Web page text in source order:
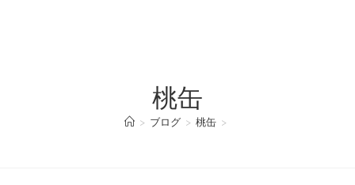
桃缶
> ブログ > 桃缶 >